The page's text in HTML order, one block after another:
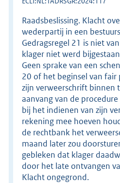
Raadsbeslissing. Klacht
wederpartij in een
Gedragsregel 21 is niet
klager niet werd
Geen sprake van een
20 of het beginsel van fair
zijn verweerschrift binnen
aanvang van de
bij het indienen van zijn
rekening mee hoeven
de rechtbank het
maand later zou
gebleken dat klager
door het late ontvangen
Klacht ongegrond.